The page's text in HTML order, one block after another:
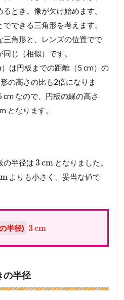
とき、像が欠け始めます。
できる三角形を考えます。
三角形と、レンズの位置でで
じ（相似）です。
は円板までの距離（5 cm）の
の高さの比も2倍になりま
なので、円板の縁の高さ
となります。
の半径は 3cm となりました。
よりも小さく、妥当な値で
半径) 3cm
の半径